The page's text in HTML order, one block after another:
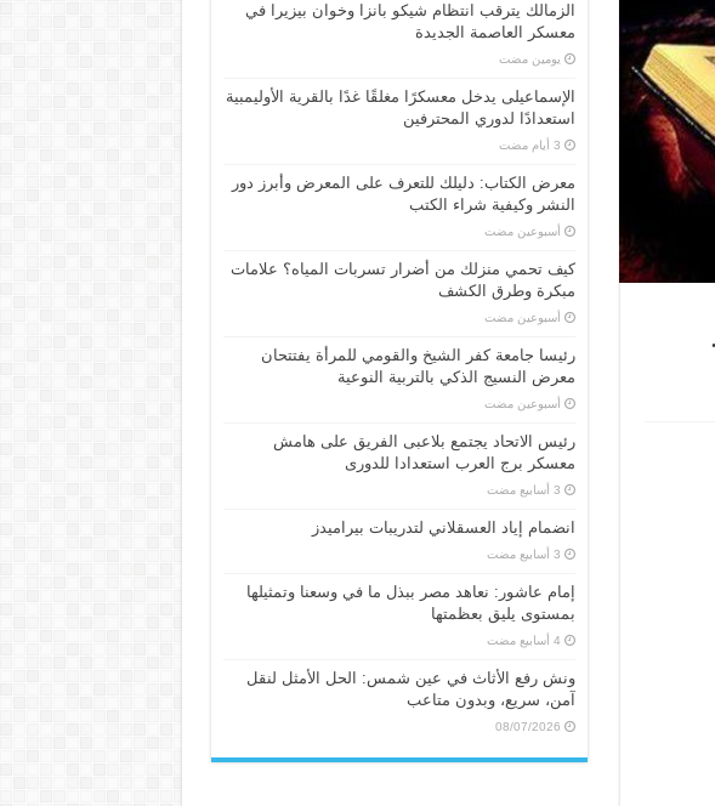
الزمالك يترقب انتظام شيكو بانزا وخوان بيزيرا في
معسكر العاصمة الجديدة
‏يومين مضت
الإسماعیلی یدخل معسكرًا مغلقًا غدًا بالقرية الأوليمبية
استعدادًا لدوري المحترفين
معرض الكتاب: دليلك للتعرف على المعرض وأبرز دور
النشر وكيفية شراء الكتب
‏أسبوعين مضت
كيف تحمي منزلك من أضرار تسربات المياه؟ علامات
مبكرة وطرق الكشف
‏أسبوعين مضت
رئيسا جامعة كفر الشيخ والقومي للمرأة يفتتحان
معرض النسيج الذكي بالتربية النوعية
‏أسبوعين مضت
رئيس الاتحاد يجتمع بلاعبى الفريق على هامش
معسكر برج العرب استعدادا للدورى
انضمام إياد العسقلاني لتدريبات بيراميدز
إمام عاشور: نعاهد مصر ببذل ما في وسعنا وتمثيلها
بمستوى يليق بعظمتها
ونش رفع الأثاث في عين شمس: الحل الأمثل لنقل
آمن، سريع، وبدون متاعب
08/07/2026